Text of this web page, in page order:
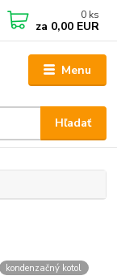
Menu
Hľadať
0 ks
za 0,00 EUR
kondenzačný kotol